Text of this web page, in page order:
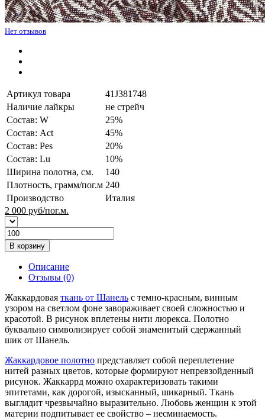
Нет отзывов
Артикул товара
41J381748
Наличие лайкры
не стрейч
Состав: W
25%
Состав: Act
45%
Состав: Pes
20%
Состав: Lu
10%
Ширина полотна, см.
140
Плотность, грамм/пог.м 240
Производство
Италия
2 000 руб/пог.м.
В корзину
Описание
Отзывы (0)
Жаккардовая ткань от Шанель с темно-красным, винным
узором на светлом фоне завораживает своей сложностью и
красотой. В рисунок вплетены нити люрекса. Полотно
буквально символизирует собой знаменитый сдержанный
шик от Шанель.
Жаккардовое полотно представляет собой переплетение
нитей разных цветов, которые формируют непревзойденный
рисунок. Жаккаррд можно охарактеризовать такими
эпитетами, как дорогой, изысканный, шикарный. Ткань
выглядит чрезвычайно выразительно. Любовь женщин к этой
материи подпитывает ее свойство – несминаемость.